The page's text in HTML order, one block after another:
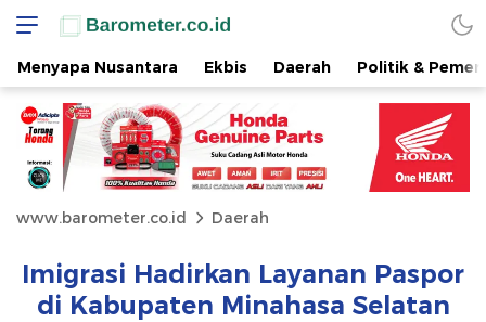
Menyapa Nusantara Ekbis Daerah Politik &
www.barometer.co.id Daerah
Imigrasi Hadirkan Layanan Paspor
di Kabupaten Minahasa Selatan